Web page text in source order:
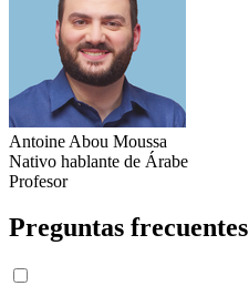
Antoine Abou Moussa
Nativo hablante de Árabe
Profesor
Preguntas frecuentes